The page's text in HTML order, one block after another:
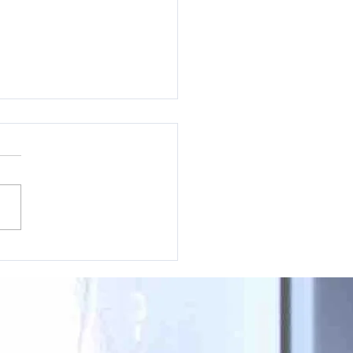
sur l'Excellence :
Nos Magasins au Cœur